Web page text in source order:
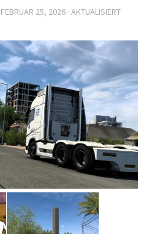
FEBRUAR 25, 2026 · AKTUALISIERT